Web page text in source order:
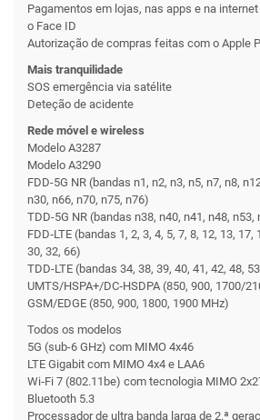
Pagamentos em lojas, nas apps e na
o Face ID
Autorização de compras feitas com o Apple
Mais tranquilidade
SOS emergência via satélite
Deteção de acidente
Rede móvel e wireless
Modelo A3287
Modelo A3290
FDD-5G NR (ban­das n1, n2, n3, n5, n7, n8,
n30, n66, n70, n75, n76)
TDD-5G NR (ban­das n38, n40, n41, n48, n53,
FDD‑LTE (ban­das 1, 2, 3, 4, 5, 7, 8, 12, 13, 17,
30, 32, 66)
TDD-LTE (ban­das 34, 38, 39, 40, 41, 42, 48,
UMTS/HSPA+/DC‑HSDPA (850, 900, 1700/
GSM/EDGE (850, 900, 1800, 1900 MHz)
Todos os modelos
5G (sub-6 GHz) com MIMO 4x46
LTE Gigabit com MIMO 4x4 e LAA6
Wi‑Fi 7 (802.11be) com tecnologia MIMO
Bluetooth 5.3
Proces­sador de ultra ban­da larga de 2.ª